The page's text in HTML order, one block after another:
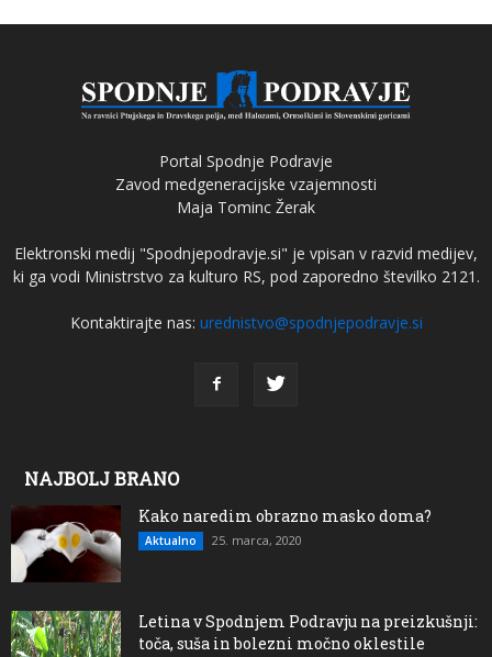
Portal Spodnje Podravje
Zavod medgeneracijske vzajemnosti
Maja Tominc Žerak
Elektronski medij "Spodnjepodravje.si" je vpisan v razvid medijev,
ki ga vodi Ministrstvo za kulturo RS, pod zaporedno številko 2121.
Kontaktirajte nas: urednistvo@spodnjepodravje.si
NAJBOLJ BRANO
Kako naredim obrazno masko doma?
Aktualno 25. marca, 2020
Letina v Spodnjem Podravju na preizkušnji:
toča, suša in bolezni močno oklestile